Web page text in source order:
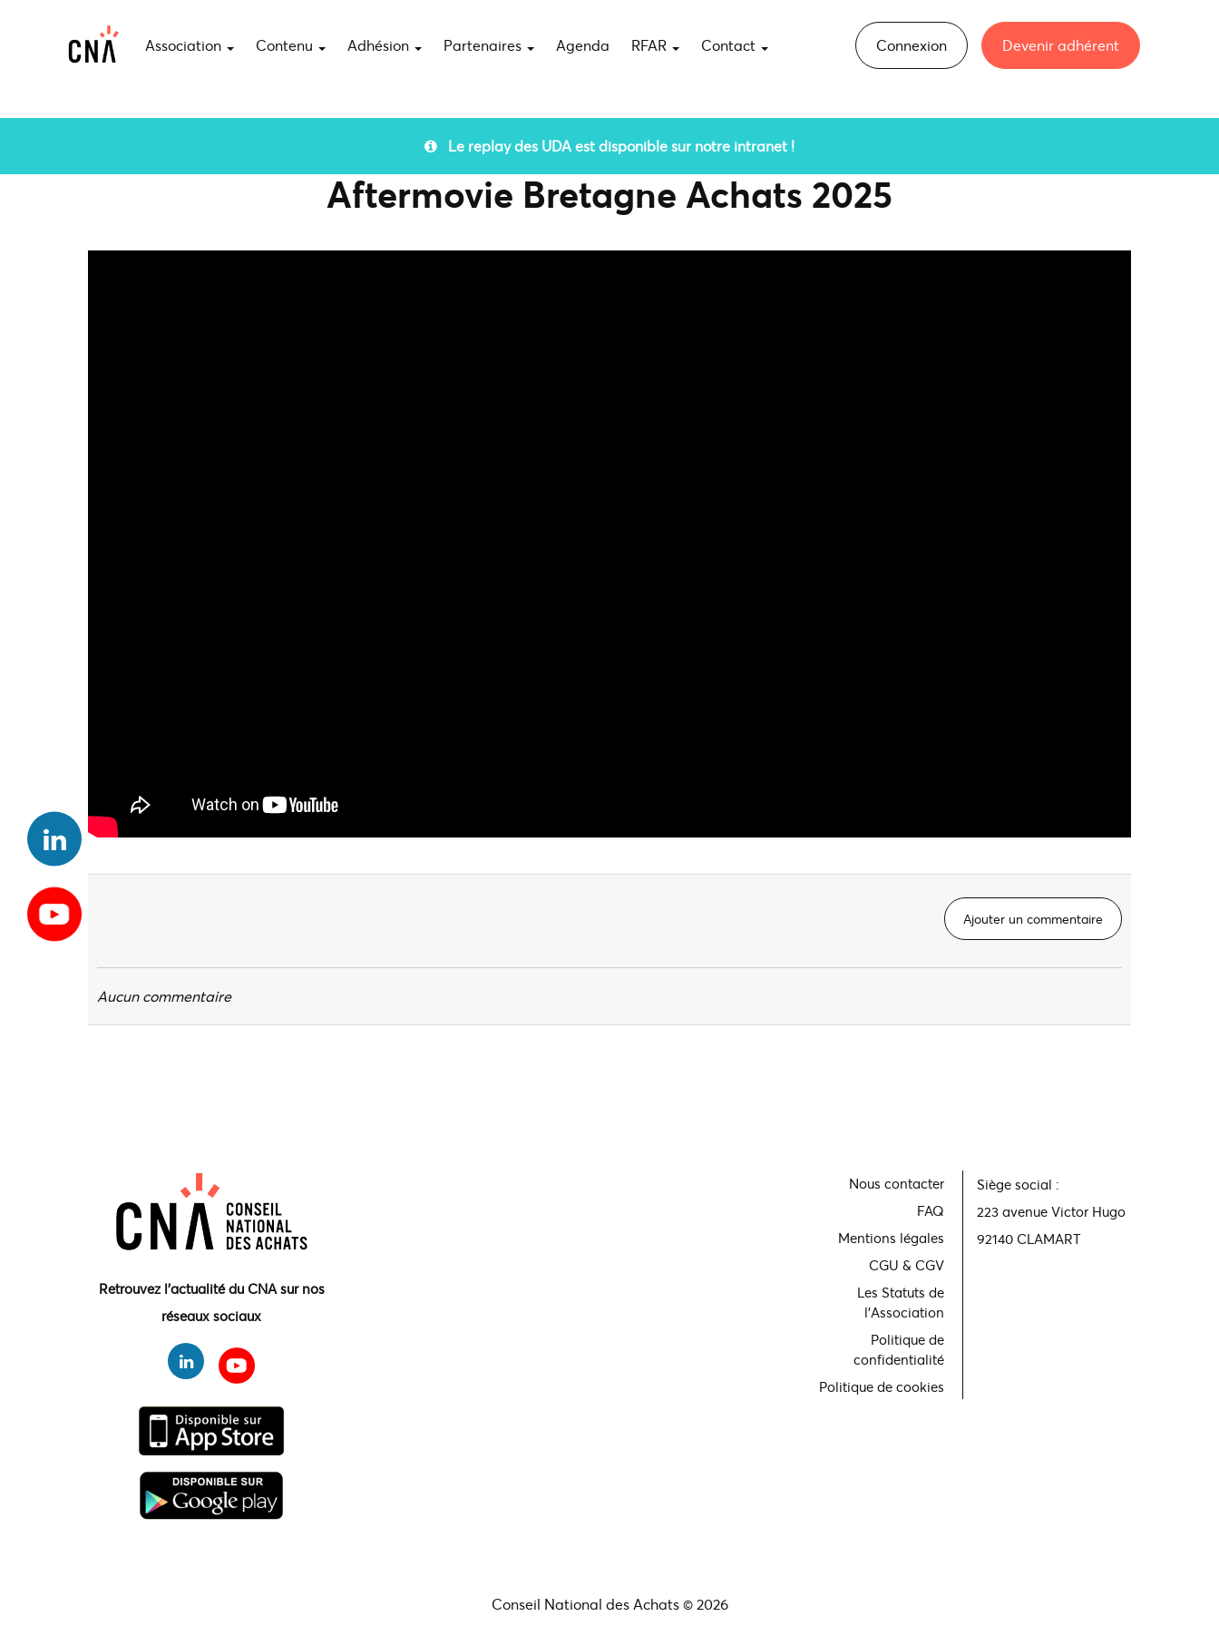
Association Contenu Adhésion Partenaires Agenda RFAR Contact Connexion Devenir adhérent
Le replay des UDA est disponible sur notre intranet !
Aftermovie Bretagne Achats 2025
Ajouter un commentaire
Aucun commentaire
Retrouvez l'actualité du CNA sur nos
réseaux sociaux
Nous contacter
FAQ
Mentions légales
CGU & CGV
Les Statuts de
l'Association
Politique de
confidentialité
Politique de cookies
Siège social :
223 avenue Victor Hugo
92140 CLAMART
Conseil National des Achats © 2026